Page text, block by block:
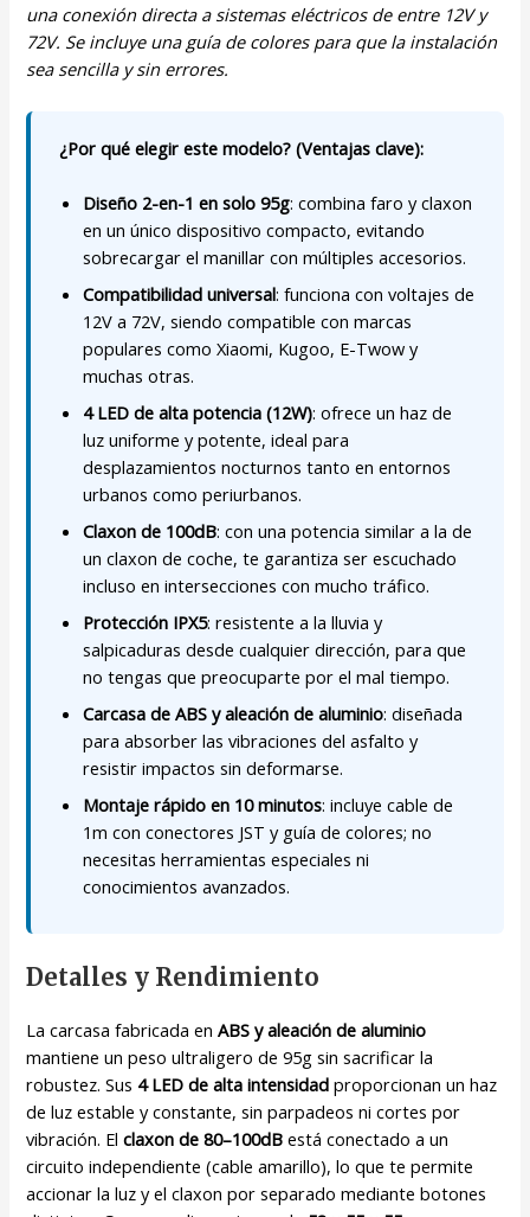
una conexión directa a sistemas eléctricos de entre 12V y
72V. Se incluye una guía de colores para que la instalación
sea sencilla y sin errores.
¿Por qué elegir este modelo? (Ventajas clave):
Diseño 2-en-1 en solo 95g: combina faro y claxon
en un único dispositivo compacto, evitando
sobrecargar el manillar con múltiples accesorios.
Compatibilidad universal: funciona con voltajes de
12V a 72V, siendo compatible con marcas
populares como Xiaomi, Kugoo, E-Twow y
muchas otras.
4 LED de alta potencia (12W): ofrece un haz de
luz uniforme y potente, ideal para
desplazamientos nocturnos tanto en entornos
urbanos como periurbanos.
Claxon de 100dB: con una potencia similar a la de
un claxon de coche, te garantiza ser escuchado
incluso en intersecciones con mucho tráfico.
Protección IPX5: resistente a la lluvia y
salpicaduras desde cualquier dirección, para que
no tengas que preocuparte por el mal tiempo.
Carcasa de ABS y aleación de aluminio: diseñada
para absorber las vibraciones del asfalto y
resistir impactos sin deformarse.
Montaje rápido en 10 minutos: incluye cable de
1m con conectores JST y guía de colores; no
necesitas herramientas especiales ni
conocimientos avanzados.
Detalles y Rendimiento
La carcasa fabricada enABS y aleación de aluminio
mantiene un peso ultraligero de 95g sin sacrificar la
robustez. Sus 4 LED de alta intensidad proporcionan un haz
de luz estable y constante, sin parpadeos ni cortes por
vibración. Elclaxon de 80–100dB está conectado a un
circuito independiente (cable amarillo), lo que te permite
accionar la luz y el claxon por separado mediante botones